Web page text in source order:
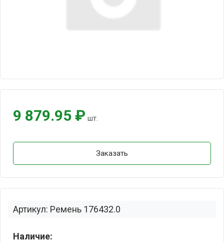
Артикул: Ремень 176432.0
Наличие:
9 879.95 ₽ шт.
Заказать